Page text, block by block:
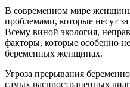
В современном мире
проблемами, которые несут
Всему виной экология,
факторы, которые особенно
беременных женщинах.
Угроза прерывания
самых распространенных